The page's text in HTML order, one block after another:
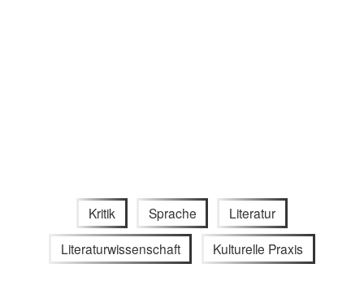
Kritik Sprache Literatur
Literaturwissenschaft Kulturelle Praxis